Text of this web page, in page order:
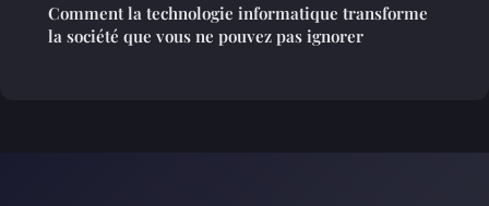
Comment la technologie informatique transforme
la société que vous ne pouvez pas ignorer